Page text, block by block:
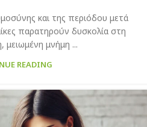
και της περιόδου μετά
παρατηρούν δυσκολία στη
μειωμένη μνήμη ...
READING